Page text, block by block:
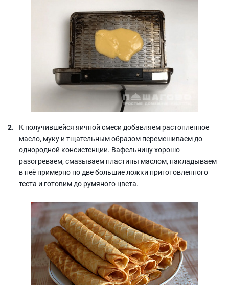
К получившейся яичной смеси добавляем растопленное
масло, муку и тщательным образом перемешиваем до
однородной консистенции. Вафельницу хорошо
разогреваем, смазываем пластины маслом, накладываем
в неё примерно по две большие ложки приготовленного
теста и готовим до румяного цвета.